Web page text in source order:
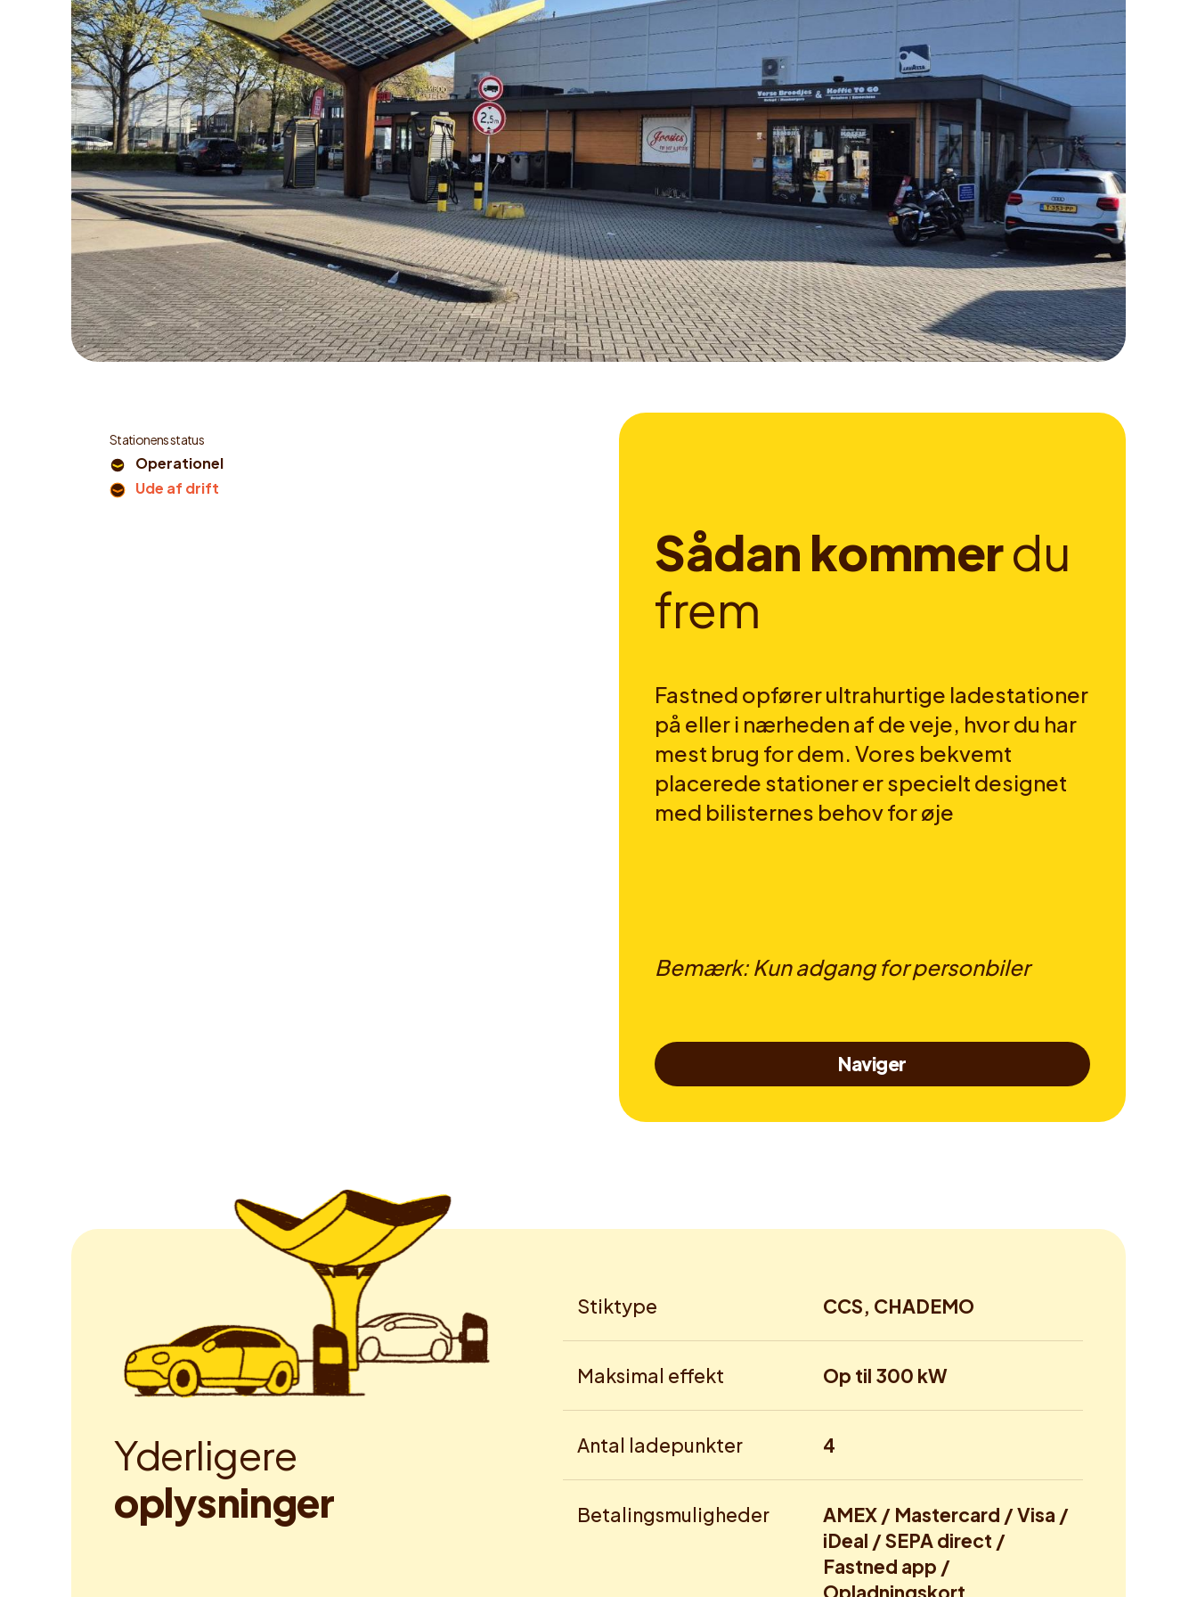
Stationens status
Operationel
Ude af drift
Sådan kommerdu
frem
Fastned opfører ultrahurtige ladestationer
på eller i nærheden af de veje, hvor du har
mest brug for dem. Vores bekvemt
placerede stationer er specielt designet
med bilisternes behov for øje
Bemærk: Kun adgang for personbiler
Naviger
Yderligere
oplysninger
Stiktype CCS, CHADEMO
Maksimal effekt Op til 300 kW
Antal ladepunkter 4
Betalingsmuligheder
AMEX / Mastercard / Visa /
iDeal / SEPA direct /
Fastned app /